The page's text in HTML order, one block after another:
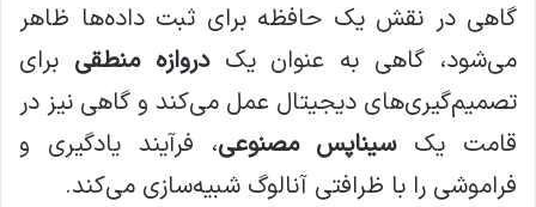
گاهی در نقش یک حافظه برای ثبت داده‌ها ظاهر
می‌شود، گاهی به عنوان یکدروازه منطقی برای
تصمیم‌گیری‌های دیجیتال عمل می‌کند و گاهی نیز در
قامت یکسیناپس مصنوعی، فرآیند یادگیری و
فراموشی را با ظرافتی آنالوگ شبیه‌سازی می‌کند.